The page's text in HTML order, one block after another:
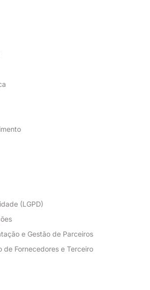
(LGPD)
e Gestão de Parceiros
de Fornecedores e Terceiro